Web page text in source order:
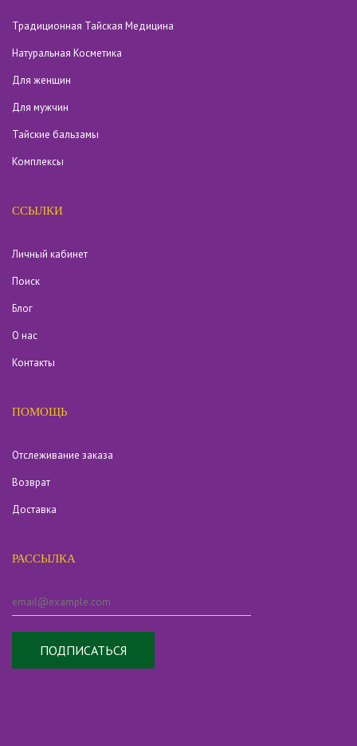
Традиционная Тайская Медицина
Натуральная Косметика
Для женщин
Для мужчин
Тайские бальзамы
Комплексы
ССЫЛКИ
Личный кабинет
Поиск
Блог
О нас
Контакты
ПОМОЩЬ
Отслеживание заказа
Возврат
Доставка
РАССЫЛКА
ПОДПИСАТЬСЯ